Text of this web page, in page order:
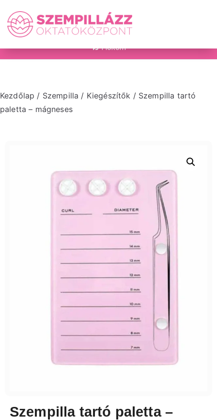
Fiókom
Kezdőlap / Szempilla / Kiegészítők / Szempilla tartó
paletta – mágneses
Szempilla tartó paletta –